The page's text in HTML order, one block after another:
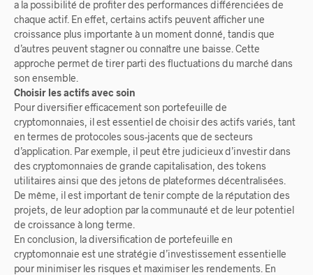
a la possibilité de profiter des performances différenciées de
chaque actif. En effet, certains actifs peuvent afficher une
croissance plus importante à un moment donné, tandis que
d’autres peuvent stagner ou connaître une baisse. Cette
approche permet de tirer parti des fluctuations du marché dans
son ensemble.
Choisir les actifs avec soin
Pour diversifier efficacement son portefeuille de
cryptomonnaies, il est essentiel de choisir des actifs variés, tant
en termes de protocoles sous-jacents que de secteurs
d’application. Par exemple, il peut être judicieux d’investir dans
des cryptomonnaies de grande capitalisation, des tokens
utilitaires ainsi que des jetons de plateformes décentralisées.
De même, il est important de tenir compte de la réputation des
projets, de leur adoption par la communauté et de leur potentiel
de croissance à long terme.
En conclusion, la diversification de portefeuille en
cryptomonnaie est une stratégie d’investissement essentielle
pour minimiser les risques et maximiser les rendements. En